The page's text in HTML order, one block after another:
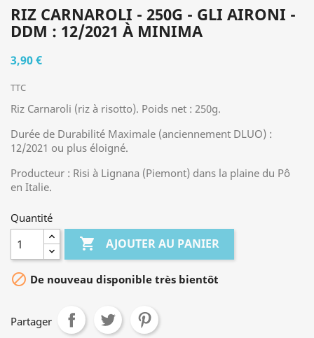
RIZ CARNAROLI - 250G - GLI AIRONI -
DDM : 12/2021 À MINIMA
3,90 €
TTC
Riz Carnaroli (riz à risotto). Poids net : 250g.
Durée de Durabilité Maximale (anciennement DLUO) :
12/2021 ou plus éloigné.
Producteur : Risi à Lignana (Piemont) dans la plaine du Pô
en Italie.
Quantité
 AJOUTER AU PANIER
 De nouveau disponible très bientôt
Partager